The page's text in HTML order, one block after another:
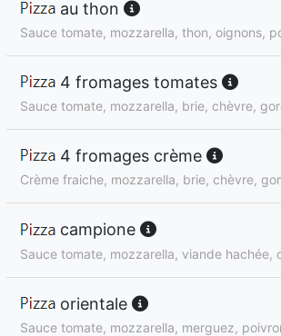
au thon
Sauce tomate, mozzarella, thon, oignons,
4 fromages tomates
Sauce tomate, mozzarella, brie, chèvre,
4 fromages crème
Crème fraiche, mozzarella, brie, chèvre,
campione
Sauce tomate, mozzarella, viande hachée,
orientale
Sauce tomate, mozzarella, merguez,